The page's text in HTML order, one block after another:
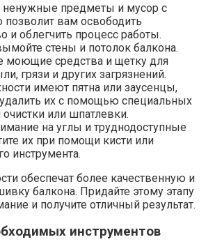
ненужные предметы и мусор с
позволит вам освободить
и облегчить процесс работы.​
стены и потолок балкона.​
моющие средства и щетку для
грязи и других загрязнений.
имеют пятна или заусенцы,
их с помощью специальных
или шпатлевки.​
на углы и труднодоступные
их при помощи кисти или
инструмента.​
обеспечат более качественную и
балкона.​ Придайте этому этапу
и получите отличный результат.
инструментов